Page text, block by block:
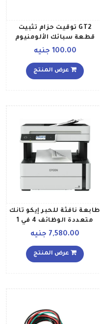
GT2 توقيت حزام تثبيت
قطعة سبائك الألومنيوم
الملعب 2 مم المشبك100.00 جنيه
عرض المنتج
طابعة نافثة للحبر إيكو تانك
متعددة الوظائف 4 في 1
7,580.00 جنيه
عرض المنتج